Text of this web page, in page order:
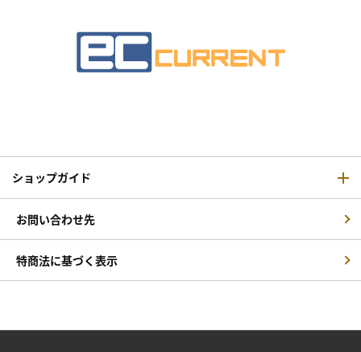
ショップガイド
お問い合わせ先
特商法に基づく表示